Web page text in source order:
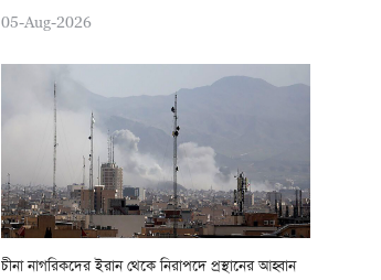
05-Aug-2026
চীনা নাগরিকদের ইরান থেকে নিরাপদে প্রস্থানের আহ্বান